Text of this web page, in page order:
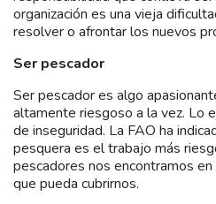
organización es una vieja
resolver o afrontar los nuevos
Ser pescador
Ser pescador es algo
altamente riesgoso a la vez. Lo
de inseguridad. La FAO ha
pesquera es el trabajo más
pescadores nos encontramos
que pueda cubrirnos.